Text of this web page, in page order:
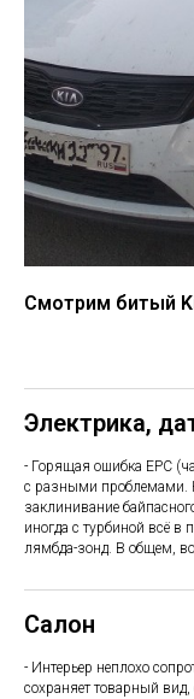
Смотрим битый
Электрика,
- Горящая ошибка EPC
с разными проблемами.
заклинивание
иногда с турбиной всё в
лямбда-зонд. В общем,
Салон
- Интерьер неплохо
сохраняет товарный